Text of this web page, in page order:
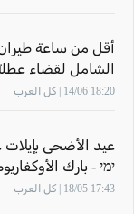
أقل من ساعة
الشامل لقضاء
18:20 14/06 | كل العرب
ימי - بارك الأوكفاريوم التحت المائي- ايلات
17:43 18/05 | كل العرب